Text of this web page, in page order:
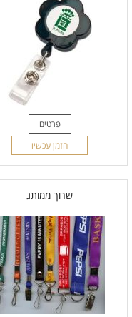
פרטים
הזמן עכשיו
שרוך ממותג